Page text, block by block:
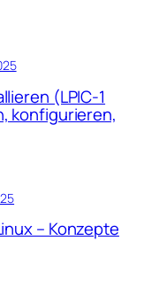
(LPIC-1
konfigurieren,
– Konzepte